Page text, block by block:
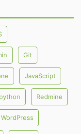
Git
JavaScript
python Redmine
WordPress